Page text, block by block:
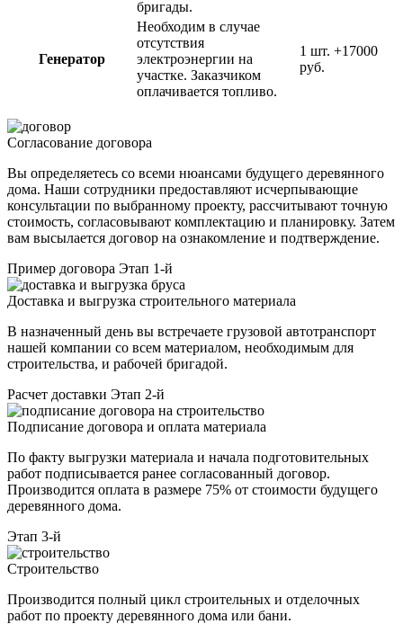
бригады.
Генератор
Необходим в случае
отсутствия
электроэнергии на
участке. Заказчиком
оплачивается топливо.
1 шт. +17000
руб.
Согласование договора
Вы определяетесь со всеми нюансами будущего деревянного
дома. Наши сотрудники предоставляют исчерпывающие
консультации по выбранному проекту, рассчитывают точную
стоимость, согласовывают комплектацию и планировку. Затем
вам высылается договор на ознакомление и подтверждение.
Пример договора Этап 1-й
Доставка и выгрузка строительного материала
В назначенный день вы встречаете грузовой автотранспорт
нашей компании со всем материалом, необходимым для
строительства, и рабочей бригадой.
Расчет доставки Этап 2-й
Подписание договора и оплата материала
По факту выгрузки материала и начала подготовительных
работ подписывается ранее согласованный договор.
Производится оплата в размере 75% от стоимости будущего
деревянного дома.
Этап 3-й
Строительство
Производится полный цикл строительных и отделочных
работ по проекту деревянного дома или бани.